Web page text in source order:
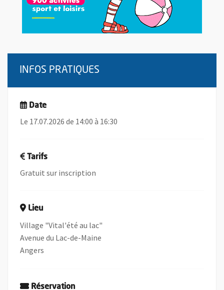
INFOS PRATIQUES
Date
Le 17.07.2026 de 14:00 à 16:30
Tarifs
Gratuit sur inscription
Lieu
Village "Vital'été au lac"
Avenue du Lac-de-Maine
Angers
Réservation